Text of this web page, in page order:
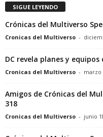
SIGUE LEYENDO
Crónicas del Multiverso
Cronicas del Multiverso -
DC revela planes y
Cronicas del Multiverso - marzo
Amigos de Crónicas del
318
Cronicas del Multiverso - junio